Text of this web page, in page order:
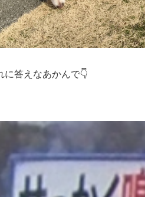
に答えなあかんで👇